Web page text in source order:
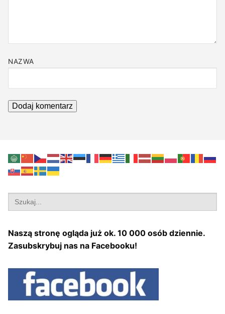
NAZWA
Search
for:
Naszą stronę ogląda już ok. 10 000 osób dziennie.
Zasubskrybuj nas na Facebooku!